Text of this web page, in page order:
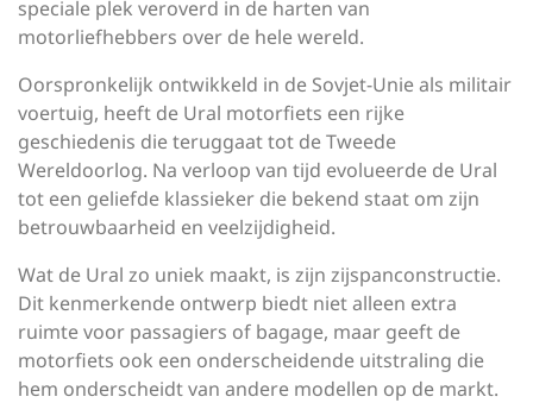
speciale plek veroverd in de harten van
motorliefhebbers over de hele wereld.
Oorspronkelijk ontwikkeld in de Sovjet-Unie als militair
voertuig, heeft de Ural motorfiets een rijke
geschiedenis die teruggaat tot de Tweede
Wereldoorlog. Na verloop van tijd evolueerde de Ural
tot een geliefde klassieker die bekend staat om zijn
betrouwbaarheid en veelzijdigheid.
Wat de Ural zo uniek maakt, is zijn zijspanconstructie.
Dit kenmerkende ontwerp biedt niet alleen extra
ruimte voor passagiers of bagage, maar geeft de
motorfiets ook een onderscheidende uitstraling die
hem onderscheidt van andere modellen op de markt.